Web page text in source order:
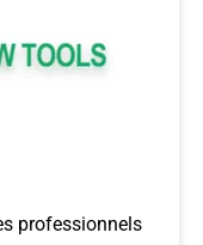
professionnels